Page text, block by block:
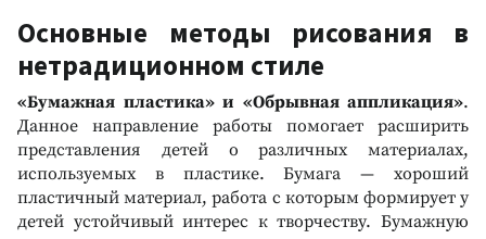
Основные методы рисования в
нетрадиционном стиле
«Бумажная пластика» и «Обрывная аппликация».
Данное направление работы помогает расширить
представления детей о различных материалах,
используемых в пластике. Бумага — хороший
пластичный материал, работа с которым формирует у
детей устойчивый интерес к творчеству. Бумажную